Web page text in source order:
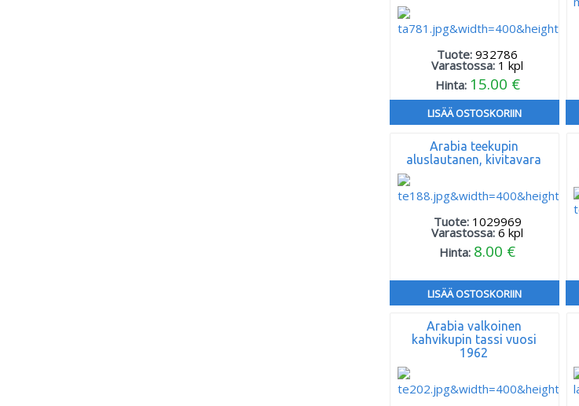
Tuote:932786
Varastossa: 1 kpl
Hinta: 15.00 €
LISÄÄ OSTOSKORIIN
Arabia teekupin
aluslautanen, kivitavara
Tuote: 1029969
Varastossa:6 kpl
Hinta: 8.00 €
LISÄÄ OSTOSKORIIN
Arabia valkoinen
kahvikupin tassi vuosi
1962